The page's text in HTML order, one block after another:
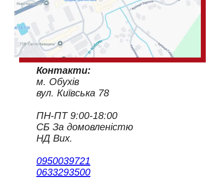
Контакти:
м. Обухів
вул. Київська 78
ПН-ПТ 9:00-18:00
СБ За домовленістю
НД Вих.
0950039721
0633293500